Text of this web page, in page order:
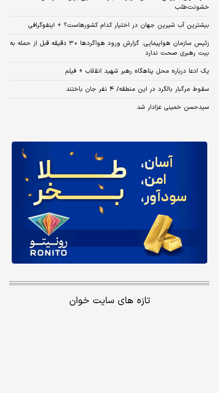
خشونت‌طلب
بیشترین آب شیرین جهان در اختیار کدام کشورهاست؟ + اینفوگرافی
زئیس سازمان هواپیمایی: گزارش ورود هواگردها ٣٠ دقیقه قبل از حمله به
بیت رهبری صحت ندارد
یک ادعا درباره محل پناهگاه‌ رهبر شهید انقلاب + فیلم
سقوط مرگبار بالگرد در این منطقه/ ۴ نفر جان باختند
سیدحسن خمینی عزادار شد
تازه های سایت خوان